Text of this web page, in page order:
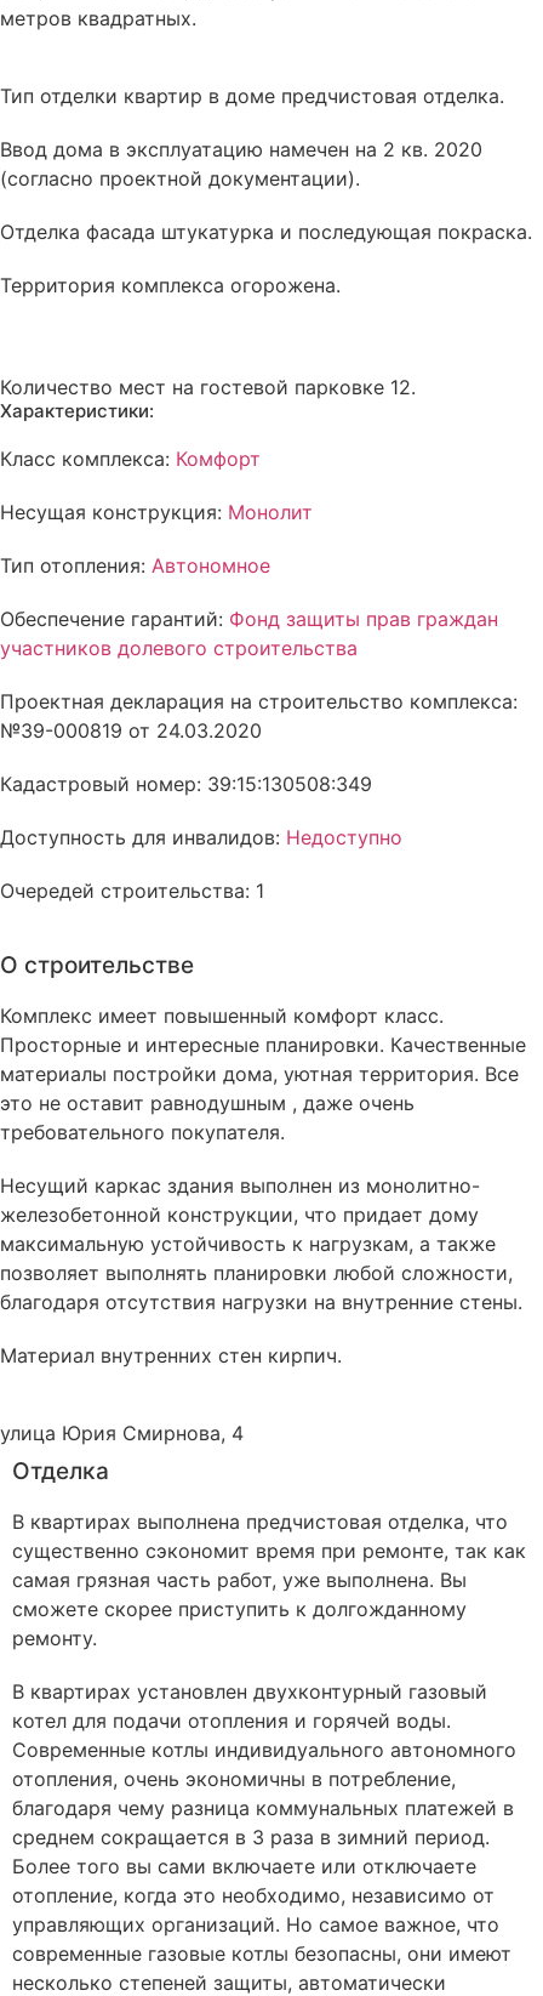
метров квадратных.
Тип отделки квартир в доме предчистовая отделка.
Ввод дома в эксплуатацию намечен на 2 кв. 2020
(согласно проектной документации).
Отделка фасада штукатурка и последующая покраска.
Территория комплекса огорожена.
Количество мест на гостевой парковке 12.
Характеристики:
Класс комплекса: Комфорт
Несущая конструкция: Монолит
Тип отопления: Автономное
Обеспечение гарантий: Фонд защиты прав граждан
участников долевого строительства
Проектная декларация на строительство комплекса:
№39-000819 от 24.03.2020
Кадастровый номер: 39:15:130508:349
Доступность для инвалидов: Недоступно
Очередей строительства: 1
О строительстве
Комплекс имеет повышенный комфорт класс.
Просторные и интересные планировки. Качественные
материалы постройки дома, уютная территория. Все
это не оставит равнодушным , даже очень
требовательного покупателя.
Несущий каркас здания выполнен из монолитно-
железобетонной конструкции, что придает дому
максимальную устойчивость к нагрузкам, а также
позволяет выполнять планировки любой сложности,
благодаря отсутствия нагрузки на внутренние стены.
Материал внутренних стен кирпич.
улица Юрия Смирнова, 4
Отделка
В квартирах выполнена предчистовая отделка, что
существенно сэкономит время при ремонте, так как
самая грязная часть работ, уже выполнена. Вы
сможете скорее приступить к долгожданному
ремонту.
В квартирах установлен двухконтурный газовый
котел для подачи отопления и горячей воды.
Современные котлы индивидуального автономного
отопления, очень экономичны в потребление,
благодаря чему разница коммунальных платежей в
среднем сокращается в 3 раза в зимний период.
Более того вы сами включаете или отключаете
отопление, когда это необходимо, независимо от
управляющих организаций. Но самое важное, что
современные газовые котлы безопасны, они имеют
несколько степеней защиты, автоматически